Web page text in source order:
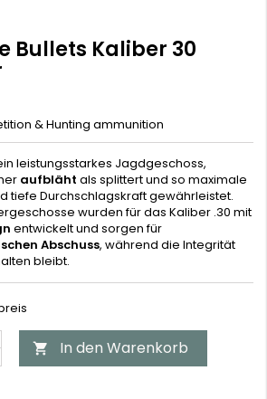
Bullets Kaliber 30
& Hunting ammunition
leistungsstarkes Jagdgeschoss,
aufbläht als splittert und so maximale
tiefe Durchschlagskraft gewährleistet.
wurden für das Kaliber .30 mit
entwickelt und sorgen für
Abschuss, während die Integrität
bleibt.
 In den Warenkorb